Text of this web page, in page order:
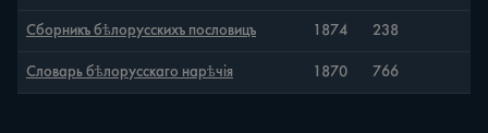
Cборникъ бѣлорусскихъ пословицъ 1874 238
Словарь бѣлорусскаго нарѣчія 1870 766